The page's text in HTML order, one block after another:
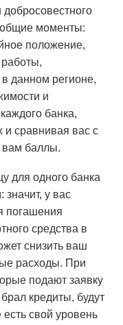
общие моменты:
положение,
данном регионе,
и
банка,
и сравнивая вас с
вам баллы.
для одного банка
у вас
погашения
средства в
снизить ваш
расходы. При
подают заявку
кредиты, будут
свой уровень